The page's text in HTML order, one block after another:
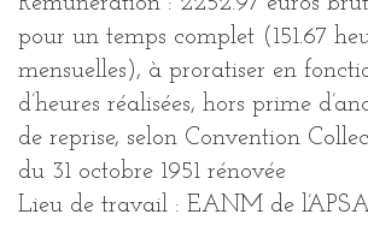
pour un temps complet (151.67
mensuelles), à proratiser en
d’heures réalisées, hors prime
de reprise, selon Convention
du 31 octobre 1951 rénovée
Lieu de travail : EANM de